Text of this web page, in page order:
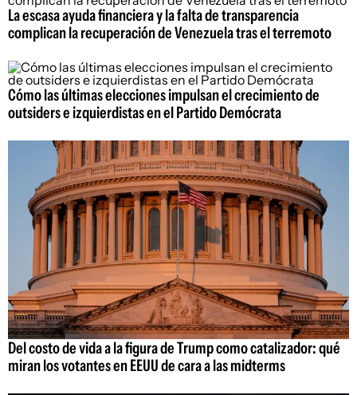
La escasa ayuda financiera y la falta de transparencia
complican la recuperación de Venezuela tras el terremoto
Cómo las últimas elecciones impulsan el crecimiento de
outsiders e izquierdistas en el Partido Demócrata
Del costo de vida a la figura de Trump como catalizador: qué
miran los votantes en EEUU de cara a las midterms